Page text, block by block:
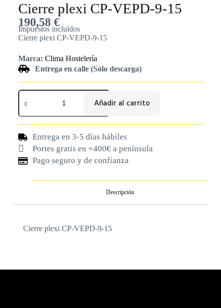
Cierre plexi CP-VEPD-9-15
190,58 €
Impuestos incluídos
Cierre plexi CP-VEPD-9-15
Marca: Clima Hostelería
Entrega en calle (Sólo descarga)
Añadir al carrito
Entrega en 3-5 días hábiles
Portes gratis en +400€ a península
Pago seguro y de confianza
Descripción
Cierre plexi CP-VEPD-9-15